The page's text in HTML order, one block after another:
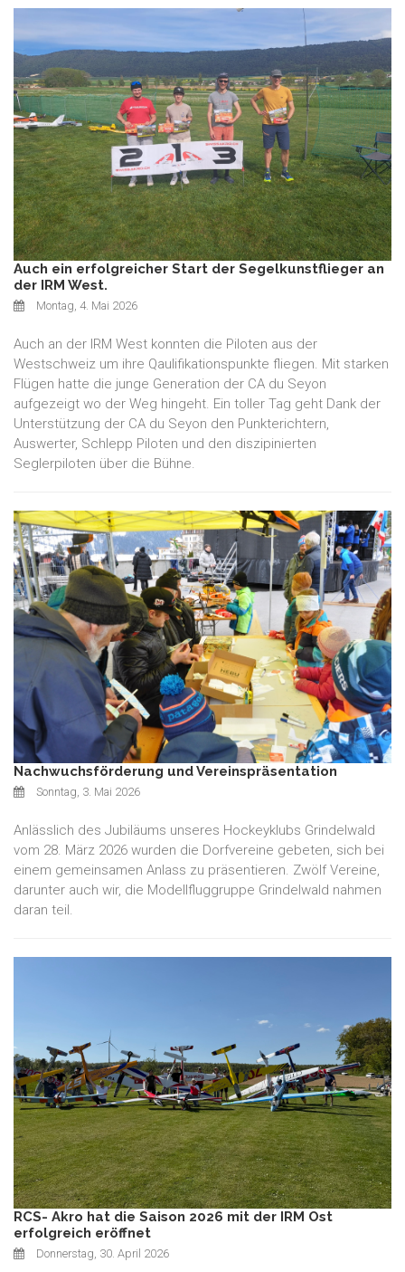
Auch ein erfolgreicher Start der Segelkunstflieger an
der IRM West.
Montag, 4. Mai 2026
Auch an der IRM West konnten die Piloten aus der
Westschweiz um ihre Qaulifikationspunkte fliegen. Mit starken
Flügen hatte die junge Generation der CA du Seyon
aufgezeigt wo der Weg hingeht. Ein toller Tag geht Dank der
Unterstützung der CA du Seyon den Punkterichtern,
Auswerter, Schlepp Piloten und den diszipinierten
Seglerpiloten über die Bühne.
Nachwuchsförderung und Vereinspräsentation
Sonntag, 3. Mai 2026
Anlässlich des Jubiläums unseres Hockeyklubs Grindelwald
vom 28. März 2026 wurden die Dorfvereine gebeten, sich bei
einem gemeinsamen Anlass zu präsentieren. Zwölf Vereine,
darunter auch wir, die Modellfluggruppe Grindelwald nahmen
daran teil.
RCS- Akro hat die Saison 2026 mit der IRM Ost
erfolgreich eröffnet
Donnerstag, 30. April 2026